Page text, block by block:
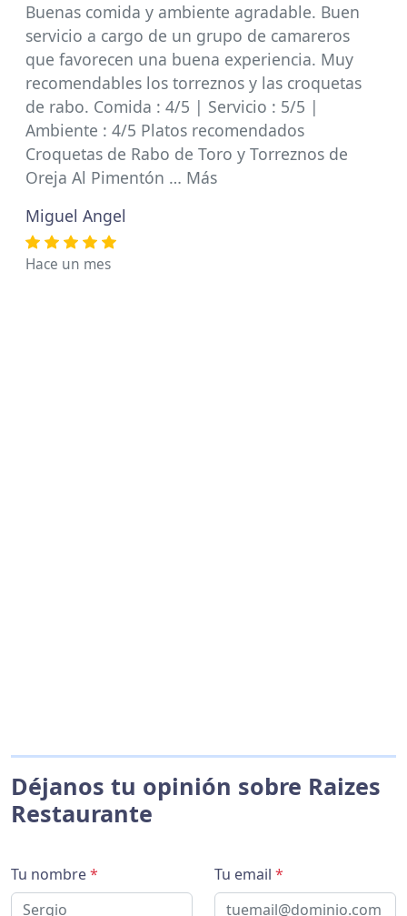
Buenas comida y ambiente agradable. Buen
servicio a cargo de un grupo de camareros
que favorecen una buena experiencia. Muy
recomendables los torreznos y las croquetas
de rabo. Comida : 4/5 | Servicio : 5/5 |
Ambiente : 4/5 Platos recomendados
Croquetas de Rabo de Toro y Torreznos de
Oreja Al Pimentón … Más
Miguel Angel
Hace un mes
Déjanos tu opinión sobre Raizes
Restaurante
Tu nombre* Tu email *